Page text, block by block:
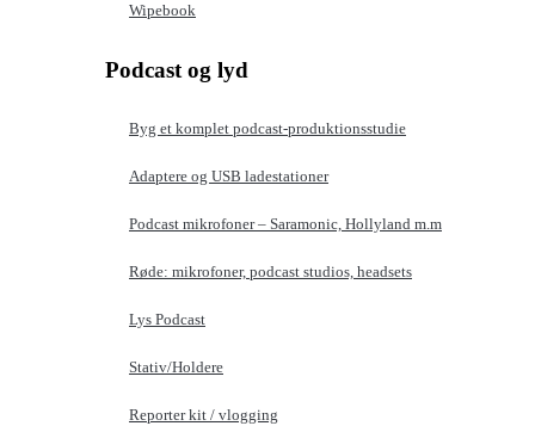
Wipebook
Podcast og lyd
Byg et komplet podcast-produktionsstudie
Adaptere og USB ladestationer
Podcast mikrofoner – Saramonic, Hollyland m.m
Røde: mikrofoner, podcast studios, headsets
Lys Podcast
Stativ/Holdere
Reporter kit / vlogging